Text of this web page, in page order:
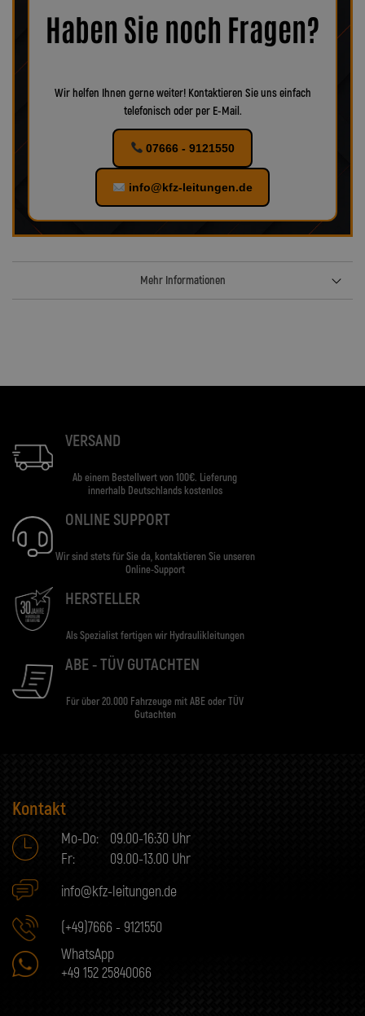
maximale Sicherheit zu gewährleisten.
verschiedenes Zubehör für Ihr KFZ!
Haben Sie noch Fragen?
Wir helfen Ihnen gerne weiter! Kontaktieren Sie uns einfach
telefonisch oder per E-Mail.
07666 - 9121550
info@kfz-leitungen.de
Mehr Informationen
VERSAND
Ab einem Bestellwert von 100€. Lieferung
innerhalb Deutschlands kostenlos
ONLINE SUPPORT
Wir sind stets für Sie da, kontaktieren Sie unseren
Online-Support
HERSTELLER
Als Spezialist fertigen wir Hydraulikleitungen
ABE - TÜV GUTACHTEN
Für über 20.000 Fahrzeuge mit ABE oder TÜV
Gutachten
Kontakt
Mo-Do:
09.00-16:30 Uhr
Fr:
09.00-13.00 Uhr
info@kfz-leitungen.de
(+49)7666 - 9121550
WhatsApp
+49 152 25840066